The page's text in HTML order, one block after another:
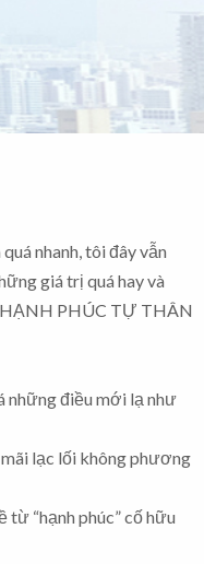
nhanh, tôi đây vẫn
giá trị quá hay và
PHÚC TỰ THÂN
những điều mới lạ như
lạc lối không phương
“hạnh phúc” cố hữu